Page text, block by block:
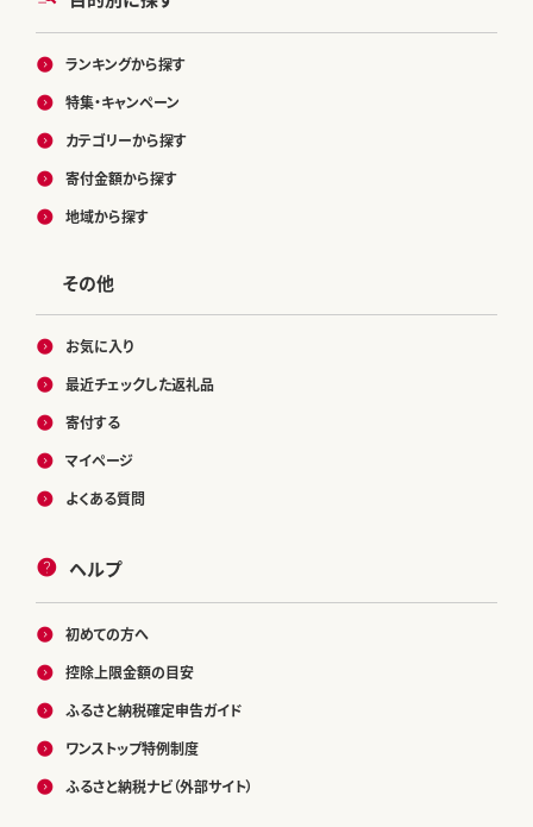
ランキングから探す
特集・キャンペーン
カテゴリーから探す
寄付金額から探す
地域から探す
その他
お気に入り
最近チェックした返礼品
寄付する
マイページ
よくある質問
ヘルプ
初めての方へ
控除上限金額の目安
ふるさと納税確定申告ガイド
ワンストップ特例制度
ふるさと納税ナビ（外部サイト）